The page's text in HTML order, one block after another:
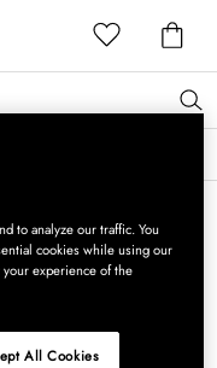
to analyze our traffic. You
cookies while using our
experience of the
All Cookies